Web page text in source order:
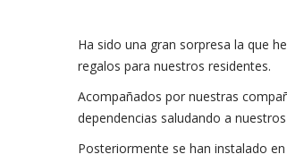
Ha sido una gran sorpresa la que
regalos para nuestros residentes.
Acompañados por nuestras
dependencias saludando a
Posteriormente se han instalado